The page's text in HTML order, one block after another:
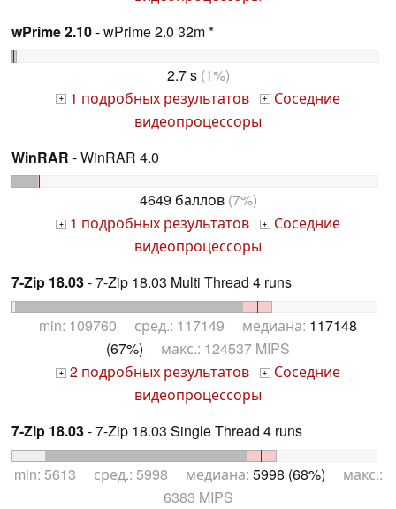
wPrime 2.10- wPrime 2.0 32m *
2.7 s(1%)
+ 1 подробных результатов + Соседние
видеопроцессоры
WinRAR - WinRAR 4.0
4649 баллов(7%)
+ 1 подробных результатов + Соседние
видеопроцессоры
7-Zip 18.03- 7-Zip 18.03 Multi Thread 4 runs
min: 109760 сред.: 117149 медиана: 117148
(67%) макс.: 124537 MIPS
+ 2 подробных результатов + Соседние
видеопроцессоры
7-Zip 18.03- 7-Zip 18.03 Single Thread 4 runs
min: 5613 сред.: 5998 медиана: 5998 (68%) макс.:
6383 MIPS